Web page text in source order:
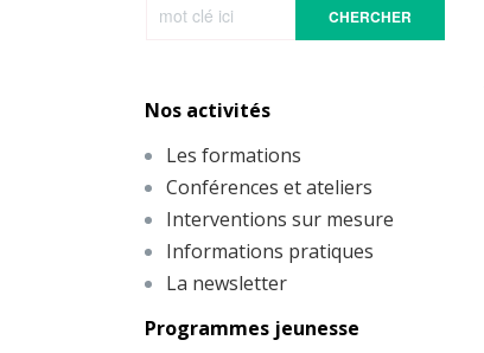
CHERCHER
Nos activités
Les formations
Conférences et ateliers
Interventions sur mesure
Informations pratiques
La newsletter
Programmes jeunesse